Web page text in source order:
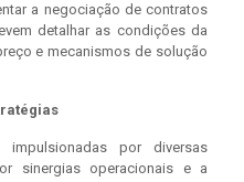
a negociação de contratos
detalhar as condições da
e mecanismos de solução
por diversas
sinergias operacionais e a